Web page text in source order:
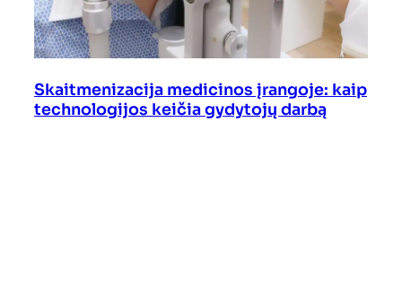
Skaitmenizacija medicinos įrangoje: kaip
technologijos keičia gydytojų darbą